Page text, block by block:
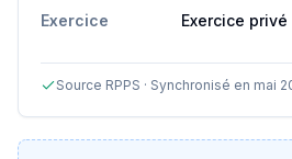
Exercice Exercice privé
Source RPPS · Synchronisé en mai